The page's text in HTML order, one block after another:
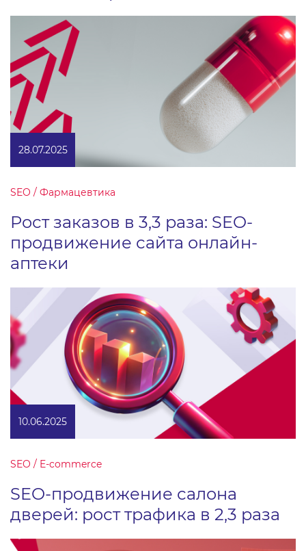
28.07.2025
SEO / Фармацевтика
Рост заказов в 3,3 раза: SEO-
продвижение сайта онлайн-
аптеки
10.06.2025
SEO / E-commerce
SEO-продвижение салона
дверей: рост трафика в 2,3 раза